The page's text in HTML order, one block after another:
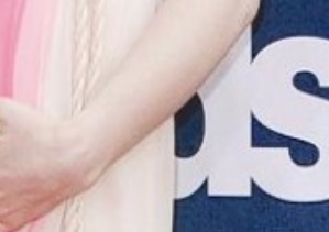
Birçok uyku hastalığının
En